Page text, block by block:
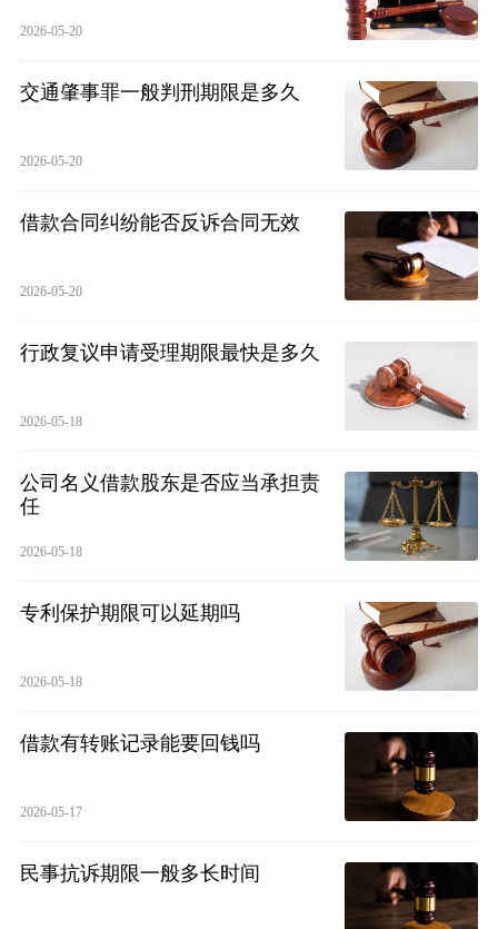
2026-05-20
交通肇事罪一般判刑期限是多久
2026-05-20
借款合同纠纷能否反诉合同无效
2026-05-20
行政复议申请受理期限最快是多久
2026-05-18
公司名义借款股东是否应当承担责
任
2026-05-18
专利保护期限可以延期吗
2026-05-18
借款有转账记录能要回钱吗
2026-05-17
民事抗诉期限一般多长时间